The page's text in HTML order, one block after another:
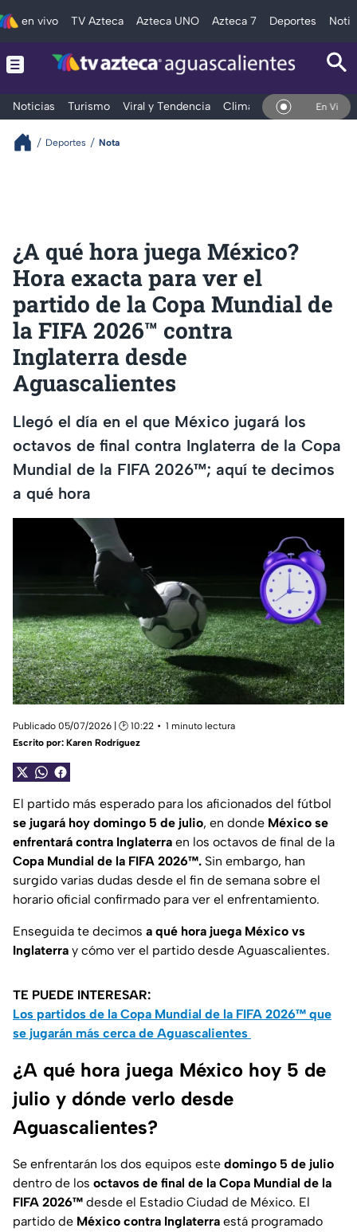
en vivo TV Azteca Azteca UNO Azteca 7 Deportes
Noticias Turismo Viral y Tendencia Clima Deportes En Vivo
Deportes Nota
¿A qué hora juega México?
Hora exacta para ver el
partido de la Copa Mundial de
la FIFA 2026™ contra
Inglaterra desde
Aguascalientes
Llegó el día en el que México jugará los
octavos de final contra Inglaterra de la Copa
Mundial de la FIFA 2026™; aquí te decimos
a qué hora
Publicado 05/07/2026 | 🕑 10:22
1 minuto lectura
Escrito por: Karen Rodríguez
El partido más esperado para los aficionados del fútbol
se jugará hoy domingo 5 de julio, en donde México se
enfrentará contra Inglaterra en los octavos de final de la
Copa Mundial de la FIFA 2026™. Sin embargo, han
surgido varias dudas desde el fin de semana sobre el
horario oficial confirmado para ver el enfrentamiento.
Enseguida te decimos a qué hora juega México vs
Inglaterra y cómo ver el partido desde Aguascalientes.
TE PUEDE INTERESAR:
Los partidos de la Copa Mundial de la FIFA 2026™ que
se jugarán más cerca de Aguascalientes
¿A qué hora juega México hoy 5 de
julio y dónde verlo desde
Aguascalientes?
Se enfrentarán los dos equipos este domingo 5 de julio
dentro de los octavos de final de la Copa Mundial de la
FIFA 2026™ desde el Estadio Ciudad de México. El
partido de México contra Inglaterra está programado